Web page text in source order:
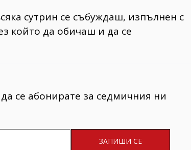
сутрин се събуждаш, изпълнен с
който да обичаш и да се
се абонирате за седмичния ни